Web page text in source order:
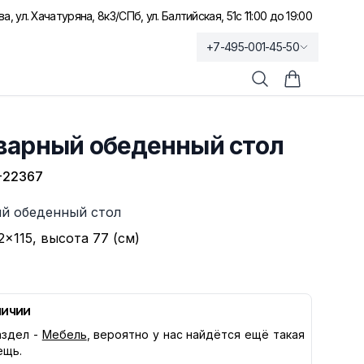
ул. Хачатуряна, 8к3/СПб, ул. Балтийская, 51с 11:00 до 19:00
+7-495-001-45-50
ПоискКорзина
обеденный стол
обеденный стол
высота 77 (см)
- Мебель , вероятно у нас найдётся ещё такая